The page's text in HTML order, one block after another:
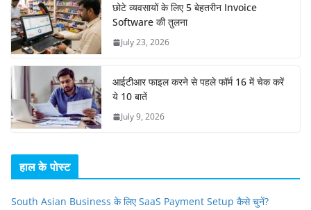
छोटे व्यवसायों के लिए 5 बेहतरीन Invoice
Software की तुलना
July 23, 2026
आईटीआर फाइल करने से पहले फॉर्म 16 में चेक करें
ये 10 बातें
July 9, 2026
हाल के पोस्ट
South Asian Business के लिए SaaS Payment Setup कैसे चुनें?